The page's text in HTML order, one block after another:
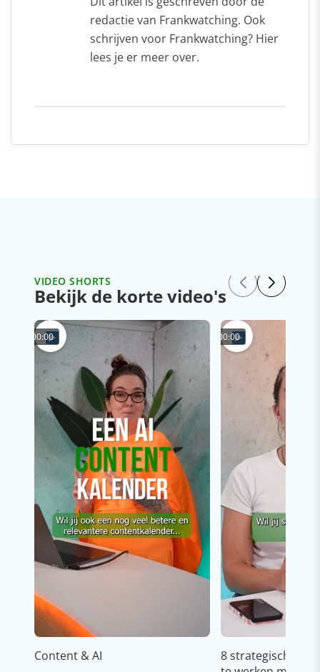
redactie van Frankwatching. Ook
schrijven voor Frankwatching? Hier
lees je er meer over.
VIDEO SHORTS
Bekijk de korte video's
00:00
Content & AI
00:00
8 strategische